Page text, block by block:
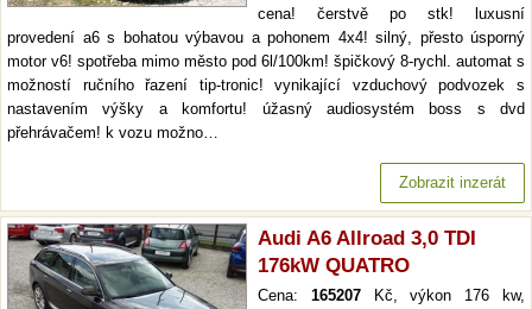
cena! čerstvě po stk! luxusní
provedení a6 s bohatou výbavou a pohonem 4x4! silný, přesto úsporný
motor v6! spotřeba mimo město pod 6l/100km! špičkový 8-rychl. automat s
možností ručního řazení tip-tronic! vynikající vzduchový podvozek s
nastavením výšky a komfortu! úžasný audiosystém boss s dvd
přehrávačem! k vozu možno…
Zobrazit inzerát
Audi A6 Allroad 3,0 TDI
176kW QUATRO
Cena: 165207Kč, výkon 176 kw,